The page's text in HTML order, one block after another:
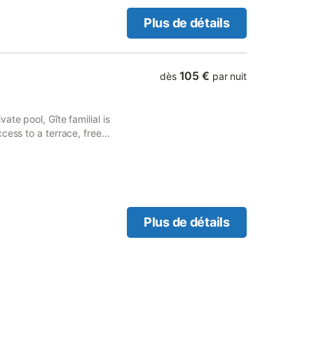
Plus de détails
pool, Gîte familial is
to a terrace, free
dès 105 € par nuit
Plus de détails